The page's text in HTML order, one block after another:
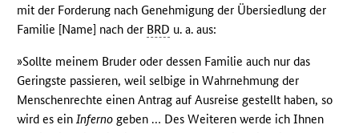
mit der Forderung nach Genehmigung der Übersiedlung der
Familie [Name] nach der BRD u. a. aus:
»Sollte meinem Bruder oder dessen Familie auch nur das
Geringste passieren, weil selbige in Wahrnehmung der
Menschenrechte einen Antrag auf Ausreise gestellt haben, so
wird es einInferno geben … Des Weiteren werde ich Ihnen